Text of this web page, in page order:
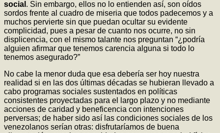
social . Sin embargo, ellos no lo entienden así, son oídos
sordos frente al cuadro de miseria que todos padecemos y a
muchos pervierte sin que puedan ocultar su evidente
complicidad, pues a pesar de cuanto nos ocurre, no sin
displicencia, con el mismo talante nos preguntan “¿podría
alguien afirmar que tenemos carencia alguna si todo lo
tenemos asegurado?”
No cabe la menor duda que esa debería ser hoy nuestra
realidad si en las dos últimas décadas se hubieran llevado a
cabo programas sociales sustentados en políticas
consistentes proyectadas para el largo plazo y no mediante
acciones de caridad y beneficencia con intenciones
perversas; de haber sido así las condiciones sociales de los
venezolanos serían otras: disfrutaríamos de buena